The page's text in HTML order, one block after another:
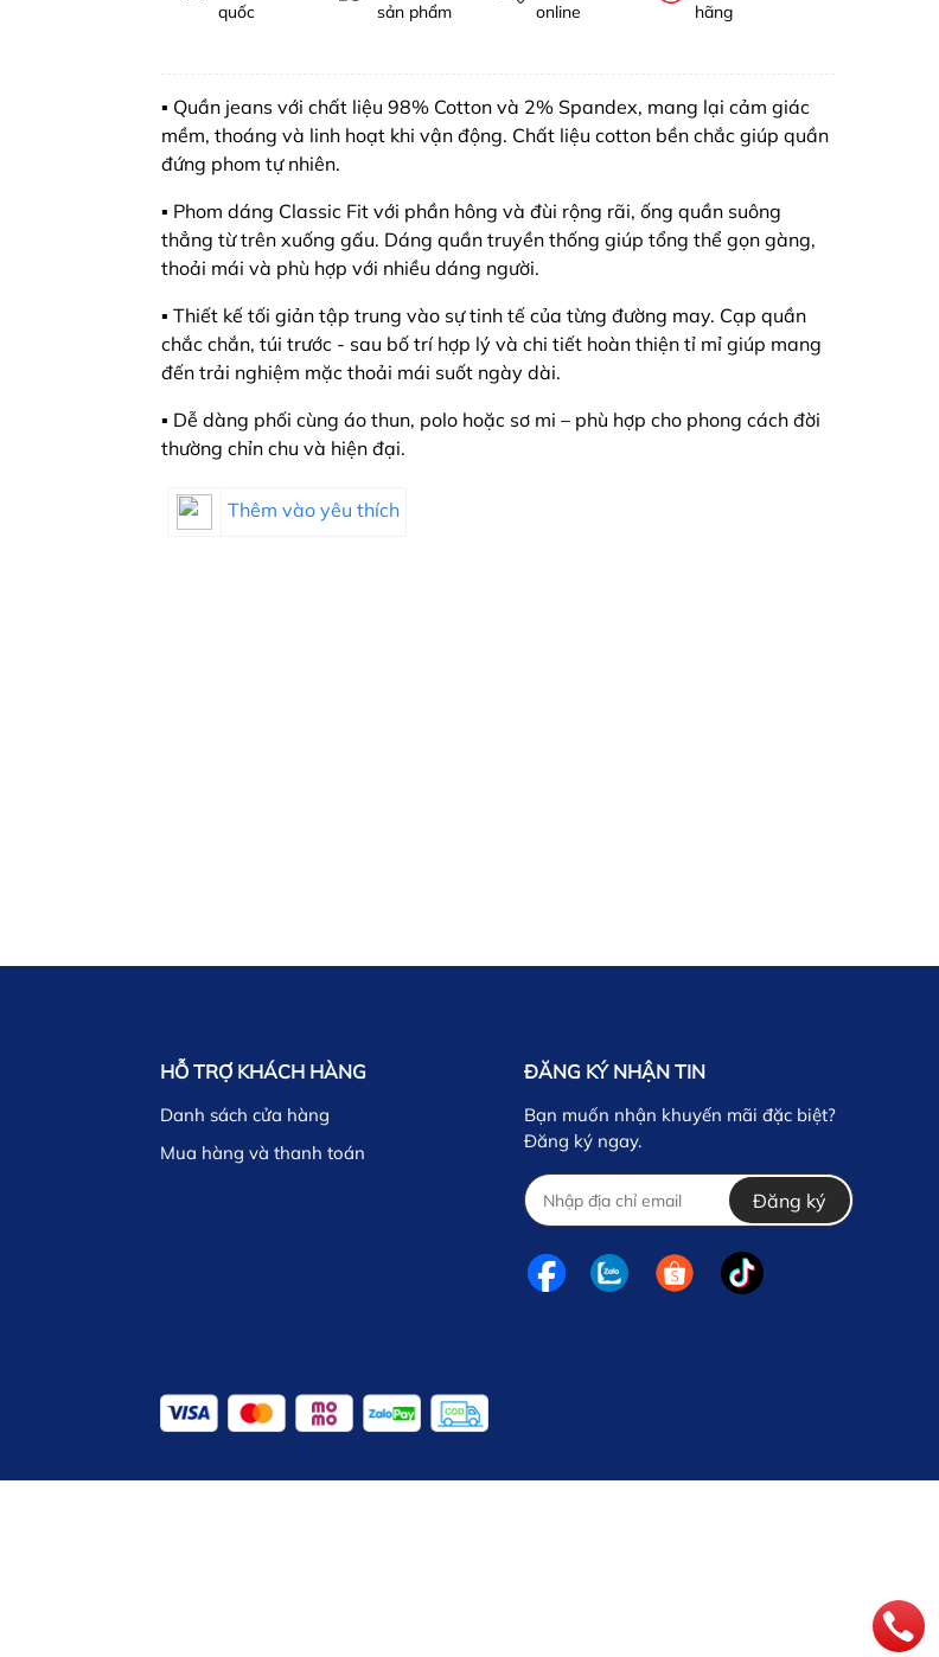
quốc
sản phẩm
online
hãng
▪️ Quần jeans với chất liệu 98% Cotton và 2% Spandex, mang lại cảm giác
mềm, thoáng và linh hoạt khi vận động. Chất liệu cotton bền chắc giúp quần
đứng phom tự nhiên.
▪️ Phom dáng Classic Fit với phần hông và đùi rộng rãi, ống quần suông
thẳng từ trên xuống gấu. Dáng quần truyền thống giúp tổng thể gọn gàng,
thoải mái và phù hợp với nhiều dáng người.
▪️ Thiết kế tối giản tập trung vào sự tinh tế của từng đường may. Cạp quần
chắc chắn, túi trước - sau bố trí hợp lý và chi tiết hoàn thiện tỉ mỉ giúp mang
đến trải nghiệm mặc thoải mái suốt ngày dài.
▪️ Dễ dàng phối cùng áo thun, polo hoặc sơ mi – phù hợp cho phong cách đời
thường chỉn chu và hiện đại.
Thêm vào yêu thích
HỖ TRỢ KHÁCH HÀNG
Danh sách cửa hàng
Mua hàng và thanh toán
ĐĂNG KÝ NHẬN TIN
Bạn muốn nhận khuyến mãi đặc biệt?
Đăng ký ngay.
Đăng ký